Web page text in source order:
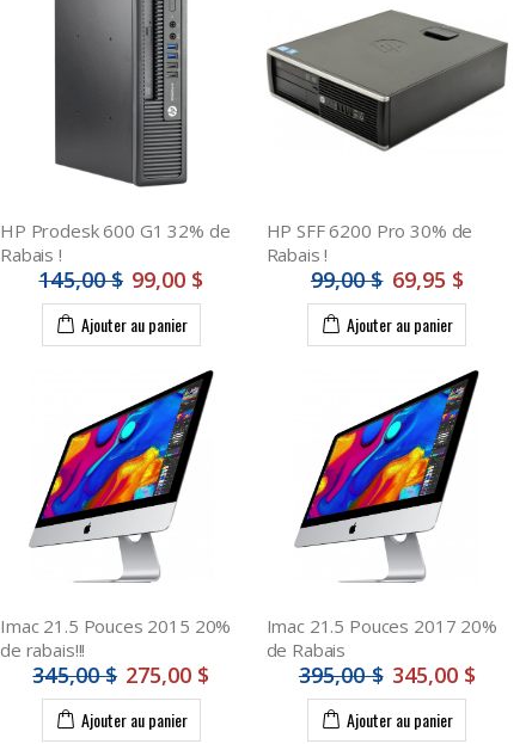
HP Prodesk 600 G1 32% de
Rabais !
145,00 $ 99,00 $
Ajouter au panier
HP SFF 6200 Pro 30% de
Rabais !
99,00 $ 69,95 $
Ajouter au panier
Imac 21.5 Pouces 2015 20%
de rabais!!!
345,00 $ 275,00 $
Ajouter au panier
Imac 21.5 Pouces 2017 20%
de Rabais
395,00 $ 345,00 $
Ajouter au panier